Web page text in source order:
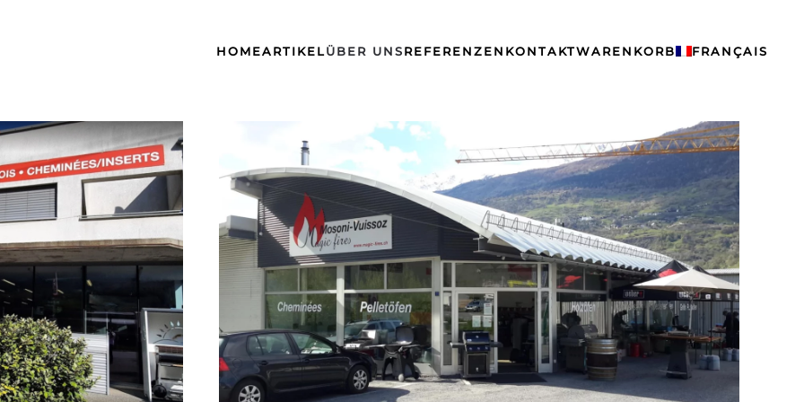
HOMEARTIKELÜBER UNSREFERENZEN KONTAKTWARENKORB FRANÇAIS